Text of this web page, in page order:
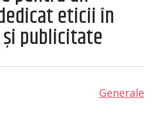
eticii în
publicitate
Generale